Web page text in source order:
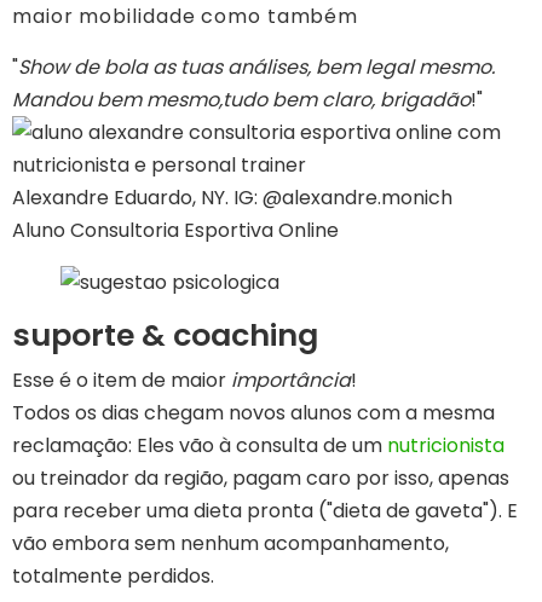
maior mobilidade como também
"Show de bola as tuas análises, bem legal mesmo.
Mandou bem mesmo,tudo bem claro, brigadão!"
Alexandre Eduardo, NY. IG: @alexandre.monich
Aluno Consultoria Esportiva Online
suporte & coaching
Esse é o item de maior importância!
Todos os dias chegam novos alunos com a mesma
reclamação: Eles vão à consulta de um nutricionista
ou treinador da região, pagam caro por isso, apenas
para receber uma dieta pronta ("dieta de gaveta"). E
vão embora sem nenhum acompanhamento,
totalmente perdidos.